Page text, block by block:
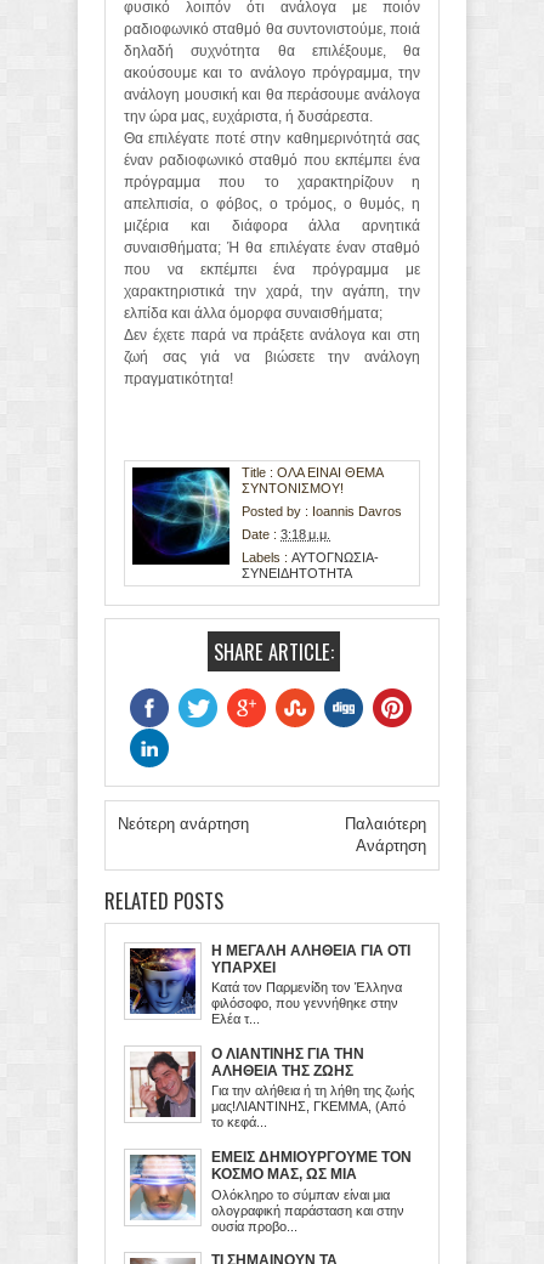
φυσικό λοιπόν ότι ανάλογα με ποιόν
ραδιοφωνικό σταθμό θα συντονιστούμε, ποιά
δηλαδή συχνότητα θα επιλέξουμε, θα
ακούσουμε και το ανάλογο πρόγραμμα, την
ανάλογη μουσική και θα περάσουμε ανάλογα
την ώρα μας, ευχάριστα, ή δυσάρεστα.
Θα επιλέγατε ποτέ στην καθημερινότητά σας
έναν ραδιοφωνικό σταθμό που εκπέμπει ένα
πρόγραμμα που το χαρακτηρίζουν η
απελπισία, ο φόβος, ο τρόμος, ο θυμός, η
μιζέρια και διάφορα άλλα αρνητικά
συναισθήματα; Ή θα επιλέγατε έναν σταθμό
που να εκπέμπει ένα πρόγραμμα με
χαρακτηριστικά την χαρά, την αγάπη, την
ελπίδα και άλλα όμορφα συναισθήματα;
Δεν έχετε παρά να πράξετε ανάλογα και στη
ζωή σας γιά να βιώσετε την ανάλογη
πραγματικότητα!
Title : ΟΛΑ ΕΙΝΑΙ ΘΕΜΑ
ΣΥΝΤΟΝΙΣΜΟΥ!
Posted by : Ioannis Davros
Date : 3:18 μ.μ.
Labels : ΑΥΤΟΓΝΩΣΙΑ-
ΣΥΝΕΙΔΗΤΟΤΗΤΑ
SHARE ARTICLE:
Νεότερη ανάρτηση
Παλαιότερη
Ανάρτηση
RELATED POSTS
Η ΜΕΓΑΛΗ ΑΛΗΘΕΙΑ ΓΙΑ ΟΤΙ
ΥΠΑΡΧΕΙ
Κατά τον Παρμενίδη τον Έλληνα
φιλόσοφο, που γεννήθηκε στην
Ελέα τ...
Ο ΛΙΑΝΤΙΝΗΣ ΓΙΑ ΤΗΝ
ΑΛΗΘΕΙΑ ΤΗΣ ΖΩΗΣ
Για την αλήθεια ή τη λήθη της ζωής
μας!ΛΙΑΝΤΙΝΗΣ, ΓΚΕΜΜΑ, (Από
το κεφά...
ΕΜΕΙΣ ΔΗΜΙΟΥΡΓΟΥΜΕ ΤΟΝ
ΚΟΣΜΟ ΜΑΣ, ΩΣ ΜΙΑ
ΕΙΚΟΝΙΚΗ ΠΡΟΒΟΛΗ ΤΟΥ
ΜΥΑΛΟΥ ΜΑΣ
Ολόκληρο το σύμπαν είναι μια
ολογραφική παράσταση και στην
ουσία προβο...
ΤΙ ΣΗΜΑΙΝΟΥΝ ΤΑ